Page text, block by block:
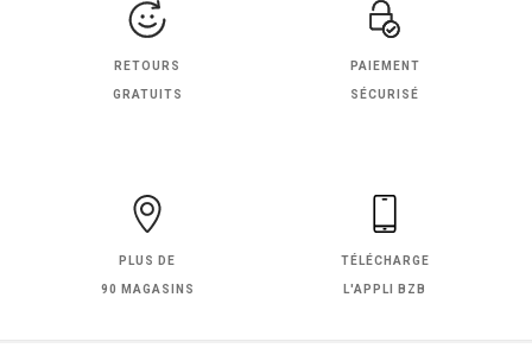
RETOURS
GRATUITS
PAIEMENT
SÉCURISÉ
PLUS DE
90 MAGASINS
TÉLÉCHARGE
L'APPLI BZB